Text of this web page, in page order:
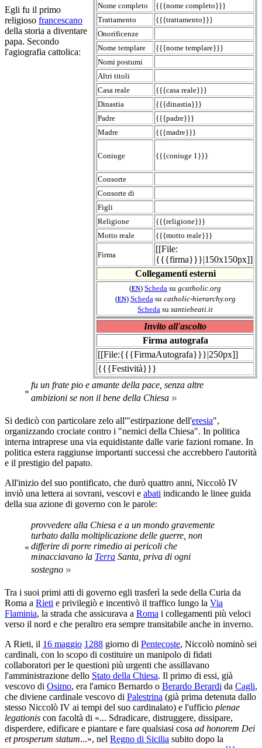
Nome completo
{{{nome completo}}}
Trattamento
{{{trattamento}}}
Onorificenze
Nome templare
{{{nome templare}}}
Nomi postumi
Altri titoli
Casa reale
{{{casa reale}}}
Dinastia
{{{dinastia}}}
Padre
{{{padre}}}
Madre
{{{madre}}}
Coniuge {{{coniuge 1}}}
Consorte
Consorte di
Figli
Religione
{{{religione}}}
Motto reale
{{{motto reale}}}
Firma
[[File:
{{{firma}}}|150x150px]]
Collegamenti esterni
(EN) Scheda su gcatholic.org
(EN) Scheda su catholic-hierarchy.org
Scheda su santiebeati.it
Invito all'ascolto
Firma autografa
[[File:{{{FirmaAutografa}}}|250px]]
{{{Festività}}}
Egli fu il primo
religioso francescano
della storia a diventare
papa. Secondo
l'agiografia cattolica:
«
fu un frate pio e amante della pace, senza altre
ambizioni se non il bene della Chiesa »
Si dedicò con particolare zelo all'"estirpazione dell'eresia",
organizzando crociate contro i "nemici della Chiesa". In politica
interna intraprese una via equidistante dalle varie fazioni romane. In
politica estera raggiunse importanti successi che accrebbero l'autorità
e il prestigio del papato.
All'inizio del suo pontificato, che durò quattro anni, Niccolò IV
inviò una lettera ai sovrani, vescovi e abati indicando le linee guida
della sua azione di governo con le parole:
«
provvedere alla Chiesa e a un mondo gravemente
turbato dalla moltiplicazione delle guerre, non
differire di porre rimedio ai pericoli che
minacciavano la Terra Santa, priva di ogni
sostegno »
Tra i suoi primi atti di governo egli trasferì la sede della Curia da
Roma a Rieti e privilegiò e incentivò il traffico lungo la Via
Flaminia, la strada che assicurava a Roma i collegamenti più veloci
verso il nord e che peraltro era sempre transitabile anche in inverno.
A Rieti, il 16 maggio 1288 giorno di Pentecoste, Niccolò nominò sei
cardinali, con lo scopo di costituire un manipolo di fidati
collaboratori per le questioni più urgenti che assillavano
l'amministrazione dello Stato della Chiesa. Il primo di essi, già
vescovo di Osimo, era l'amico Bernardo o Berardo Berardi da Cagli,
che diviene cardinale vescovo di Palestrina (già prima detenuta dallo
stesso Niccolò IV ai tempi del suo cardinalato) e l'ufficio plenae
legationis con facoltà di «... Sdradicare, distruggere, dissipare,
disperdere, edificare e piantare e fare qualsiasi cosa ad honorem Dei
et prosperum statum...», nel Regno di Sicilia subito dopo la